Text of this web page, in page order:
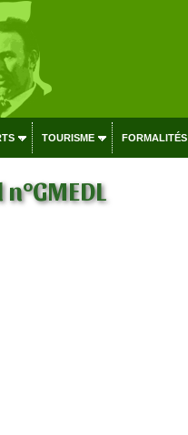
TOURISME FORMALITÉS